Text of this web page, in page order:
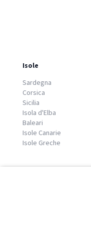
Isole
Sardegna
Corsica
Sicilia
Isola d'Elba
Baleari
Isole Canarie
Isole Greche
© 2026 Copyright